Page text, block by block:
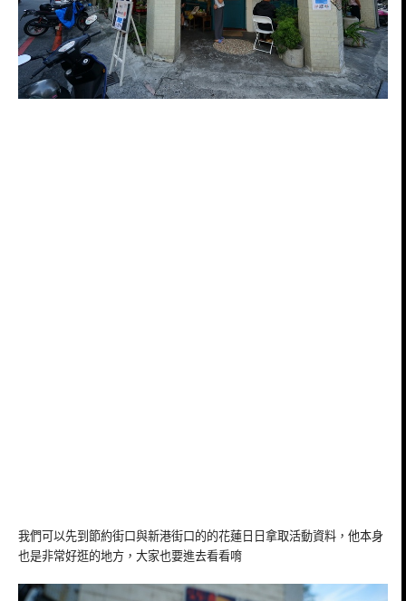
我們可以先到節約街口與新港街口的的花蓮日日拿取活動資料，他本身
也是非常好逛的地方，大家也要進去看看唷